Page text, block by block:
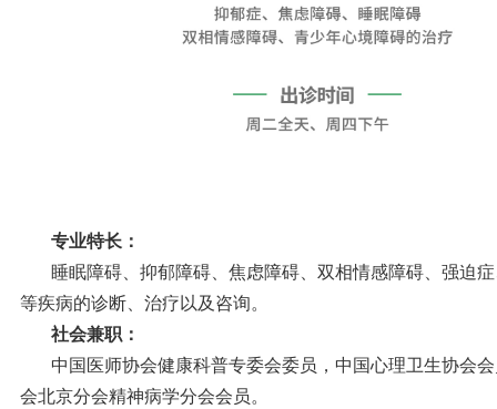
专业特长：
睡眠障碍、抑郁障碍、焦虑障碍、双相情感障碍、强迫
等疾病的诊断、治疗以及咨询。
社会兼职：
中国医师协会健康科普专委会委员，中国心理卫生协会
会北京分会精神病学分会会员。